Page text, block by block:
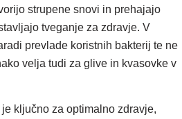
strupene snovi in prehajajo
tveganje za zdravje. V
prevlade koristnih bakterij te ne
velja tudi za glive in kvasovke v
ključno za optimalno zdravje,